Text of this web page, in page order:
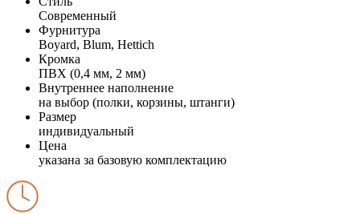
Современный
Фурнитура
Boyard, Blum, Hettich
Кромка
ПВХ (0,4 мм, 2 мм)
Внутреннее наполнение
на выбор (полки, корзины, штанги)
Размер
индивидуальный
Цена
указана за базовую комплектацию